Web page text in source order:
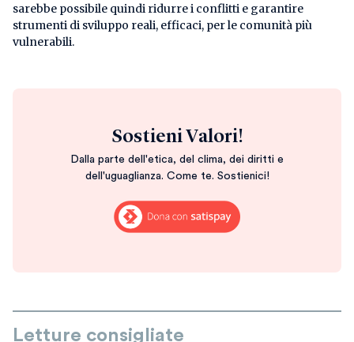
sarebbe possibile quindi ridurre i conflitti e garantire
strumenti di sviluppo reali, efficaci, per le comunità più
vulnerabili.
Sostieni Valori!
Dalla parte dell'etica, del clima, dei diritti e
dell'uguaglianza. Come te. Sostienici!
Letture consigliate